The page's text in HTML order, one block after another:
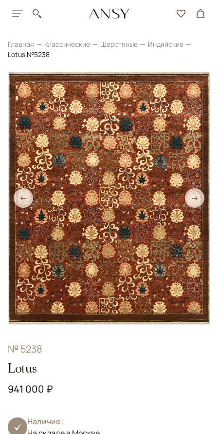
Главная Классические Шерстяные
Индийские
Lotus №5238
← →
№ 5238
Lotus
941 000 ₽
Наличие: